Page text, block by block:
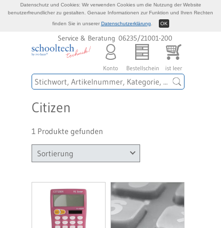
Service & Beratung 06235/21001-200
Konto Bestellschein ist leer
Citizen
1 Produkte gefunden
Sortierung
Datenschutz und Cookies: Wir verwenden Cookies um die Nutzung der Website
benutzerfreundlicher zu gestalten. Genaue Informationen zur Funktion und Ihren Rechten
finden Sie in unserer Datenschutzerklärung OK